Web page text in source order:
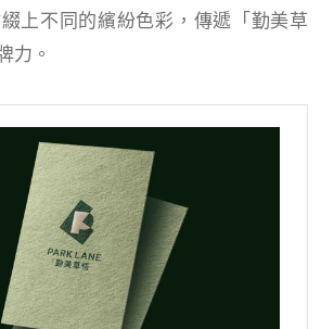
上不同的繽紛色彩，傳遞「勤美草
力。